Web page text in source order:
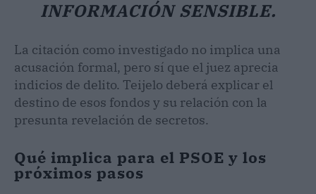
INFORMACIÓN SENSIBLE.
La citación como investigado no implica una
acusación formal, pero sí que el juez aprecia
indicios de delito. Teijelo deberá explicar el
destino de esos fondos y su relación con la
presunta revelación de secretos.
Qué implica para el PSOE y los
próximos pasos